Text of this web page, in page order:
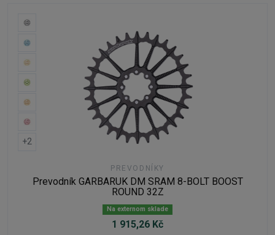
+2
PREVODNÍKY
Prevodník GARBARUK DM SRAM 8-BOLT BOOST
ROUND 32Z
Na externom sklade
1 915,26 Kč